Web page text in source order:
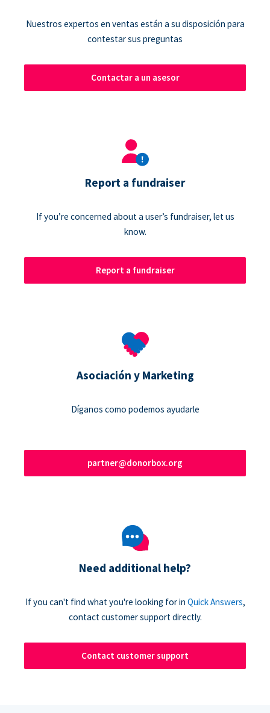
Nuestros expertos en ventas están a su disposición para
contestar sus preguntas
Contactar a un asesor
Report a fundraiser
If you’re concerned about a user’s fundraiser, let us
know.
Report a fundraiser
Asociación y Marketing
Díganos como podemos ayudarle
partner@donorbox.org
Need additional help?
If you can't find what you're looking for in Quick Answers,
contact customer support directly.
Contact customer support